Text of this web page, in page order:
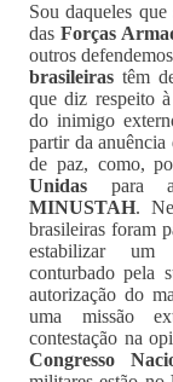
Sou daqueles
dasForças
outros
brasileiras têm
que diz respeito
do inimigo
partir da anuência
de paz, como,
Unidas para
MINUSTAH.
brasileiras foram
estabilizar um
conturbado pela
autorização do
uma missão
contestação na
Congresso